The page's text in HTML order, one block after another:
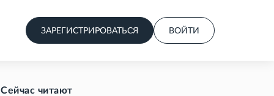
ЗАРЕГИСТРИРОВАТЬСЯ ВОЙТИ
Сейчас читают